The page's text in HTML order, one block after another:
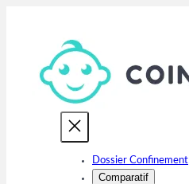
contenu
Dossier Confinement
Comparatif